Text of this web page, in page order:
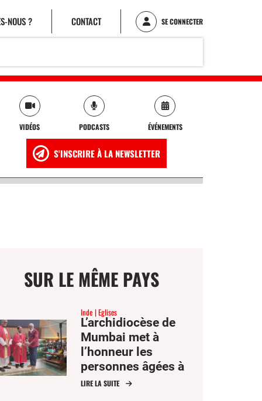
NOUS ? CONTACT SE CONNECTER
VIDÉOS PODCASTS ÉVÉNEMENTS
S'INSCRIRE À LA NEWSLETTER
SUR LE MÊME PAYS
Inde Eglises
L’archidiocèse de
Mumbai met à
l’honneur les
personnes âgées à
l’occasion de la fête
LIRE LA SUITE